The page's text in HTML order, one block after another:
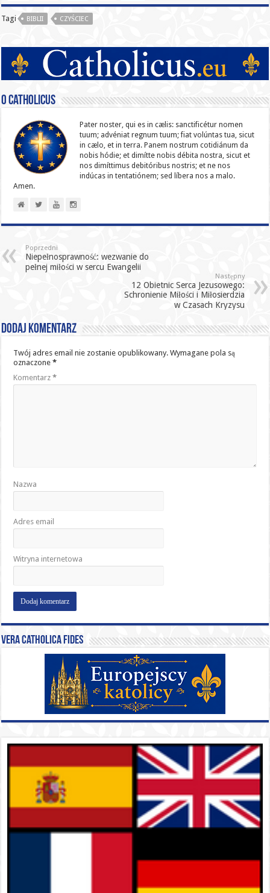
Tagi BIBLII CZYŚCIEC
O catholicus
Pater noster, qui es in cælis: sanc­ti­ficétur nomen
tuum; advéniat regnum tuum; fiat volúntas tua, sicut
in cælo, et in terra. Panem nostrum cotidiánum da
nobis hódie; et dimítte nobis débita nostra, sicut et
nos dimíttimus debitóribus nostris; et ne nos
indúcas in ten­ta­tiónem; sed líbera nos a malo.
Amen.
Poprzedni
Niepełnosprawność: wezwanie do
pełnej miłości w sercu Ewangelii
Następny
12 Obietnic Serca Jezusowego:
Schronienie Miłości i Miłosierdzia
w Czasach Kryzysu
Dodaj komentarz
Twój adres email nie zostanie opublikowany. Wymagane pola są
oznaczone*
Komentarz*
Nazwa
Adres email
Witryna internetowa
Vera catholica fides